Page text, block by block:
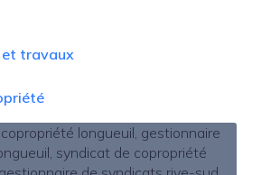
travaux